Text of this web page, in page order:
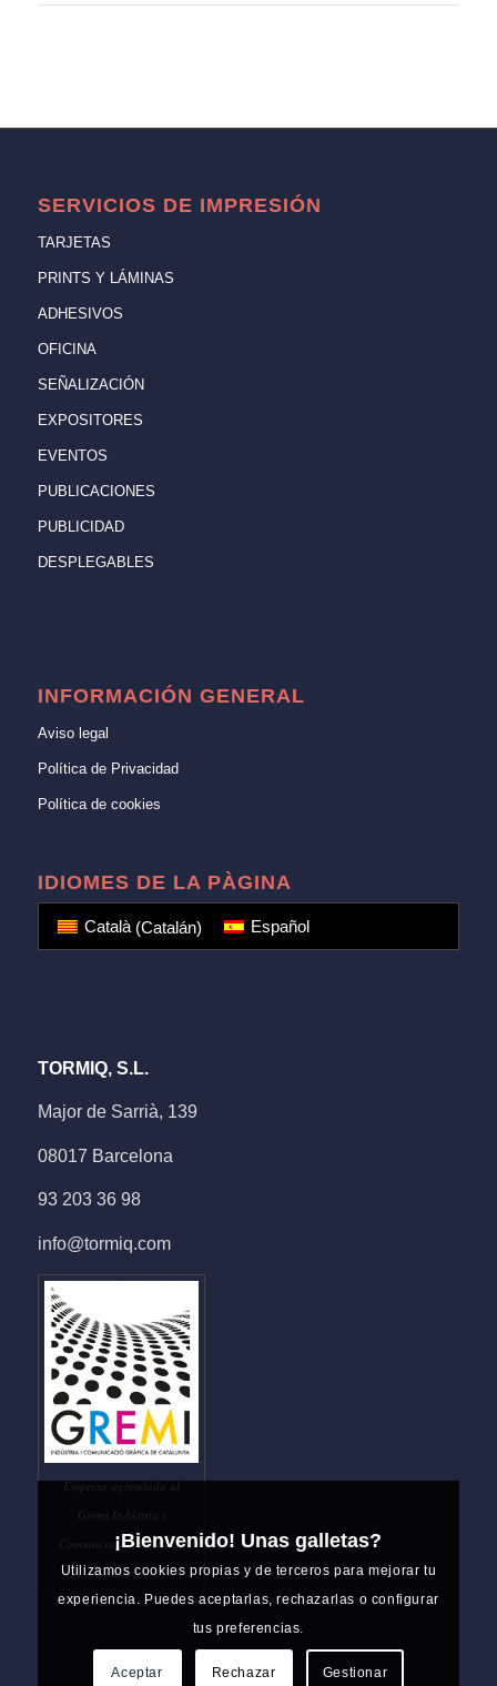
SERVICIOS DE IMPRESIÓN
TARJETAS
PRINTS Y LÁMINAS
ADHESIVOS
OFICINA
SEÑALIZACIÓN
EXPOSITORES
EVENTOS
PUBLICACIONES
PUBLICIDAD
DESPLEGABLES
INFORMACIÓN GENERAL
Aviso legal
Política de Privacidad
Política de cookies
IDIOMES DE LA PÀGINA
Català(Catalán) Español
TORMIQ, S.L.
Major de Sarrià, 139
08017 Barcelona
93 203 36 98
info@tormiq.com
Empresa agremiada al
Gremi Indústria i
Comunicació Gràfica de
Catalunya
¡Bienvenido! Unas galletas?
Utilizamos cookies propias y de terceros para mejorar tu
experiencia. Puedes aceptarlas, rechazarlas o configurar
tus preferencias.
Aceptar Rechazar Gestionar